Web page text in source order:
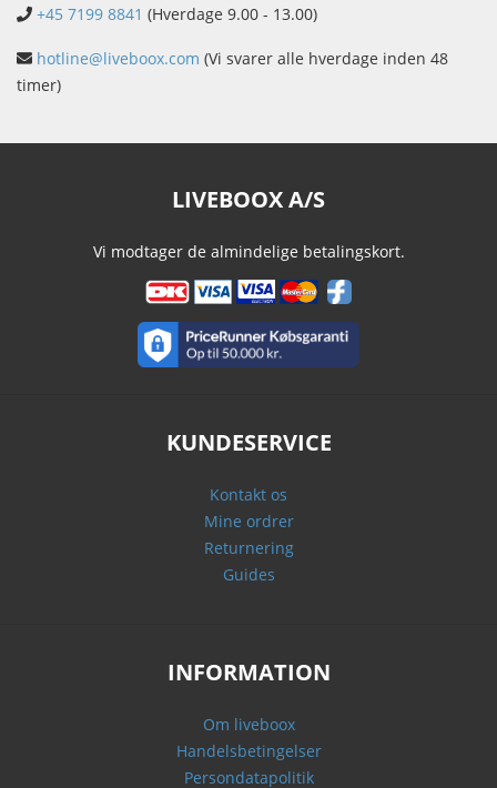
+45 7199 8841 (Hverdage 9.00 - 13.00)
hotline@liveboox.com (Vi svarer alle hverdage inden 48
timer)
LIVEBOOX A/S
Vi modtager de almindelige betalingskort.
KUNDESERVICE
Kontakt os
Mine ordrer
Returnering
Guides
INFORMATION
Om liveboox
Handelsbetingelser
Persondatapolitik